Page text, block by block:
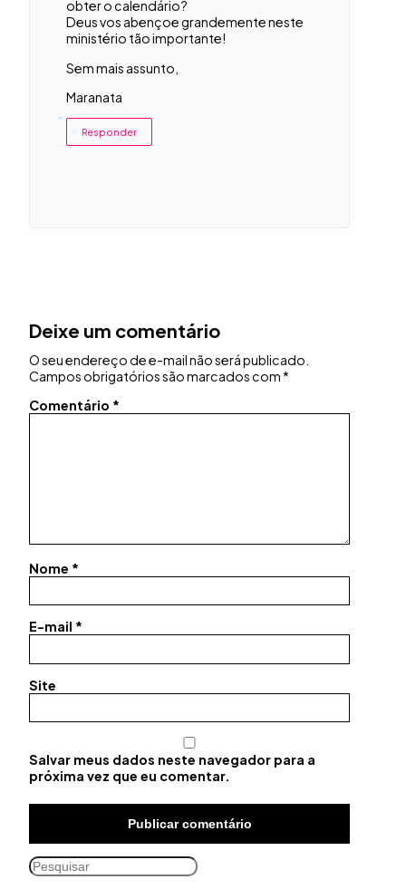
obter o calendário?
Deus vos abençoe grandemente neste
ministério tão importante!
Sem mais assunto,
Maranata
Responder
Deixe um comentário
O seu endereço de e-mail não será publicado.
Campos obrigatórios são marcados com*
Comentário *
Nome *
E-mail *
Site
Salvar meus dados neste navegador para a
próxima vez que eu comentar.
Pesquisar